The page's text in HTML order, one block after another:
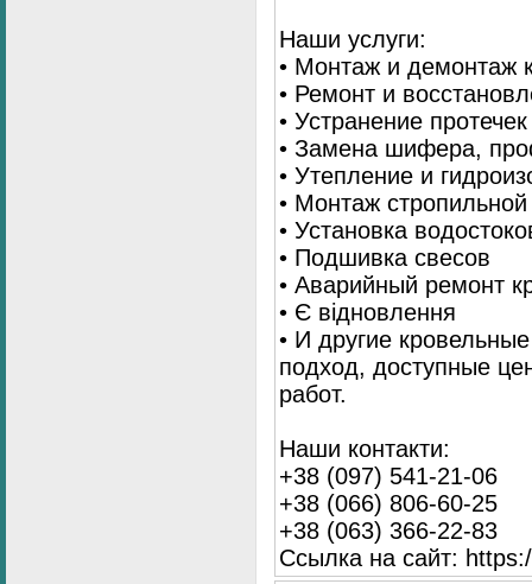
Наши услуги:
• Монтаж и демонтаж
• Ремонт и
• Устранение протечек
• Замена шифера,
• Утепление и
• Монтаж
• Установка
• Подшивка свесов
• Аварийный ремонт
• Є відновлення
• И другие
подход, доступные
работ.
Наши контакти:
+38 (097) 541-21-06
+38 (066) 806-60-25
+38 (063) 366-22-83
Ссылка на сайт: